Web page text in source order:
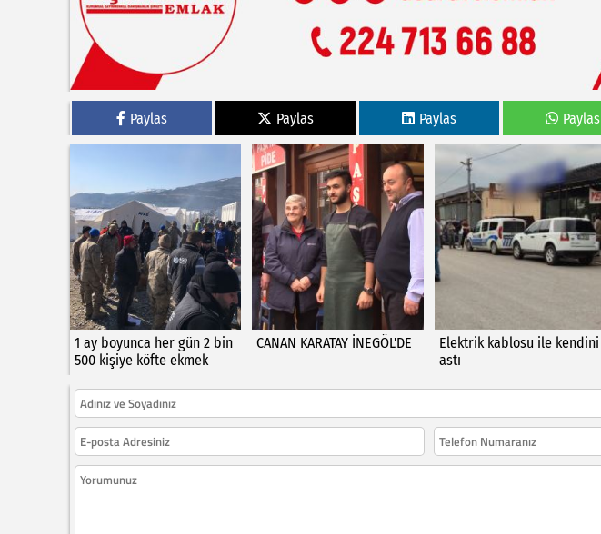
Paylas Paylas Paylas Paylas
1 ay boyunca her gün 2 bin
500 kişiye köfte ekmek
CANAN KARATAY İNEGÖL'DE
Elektrik kablosu ile kendini
astı